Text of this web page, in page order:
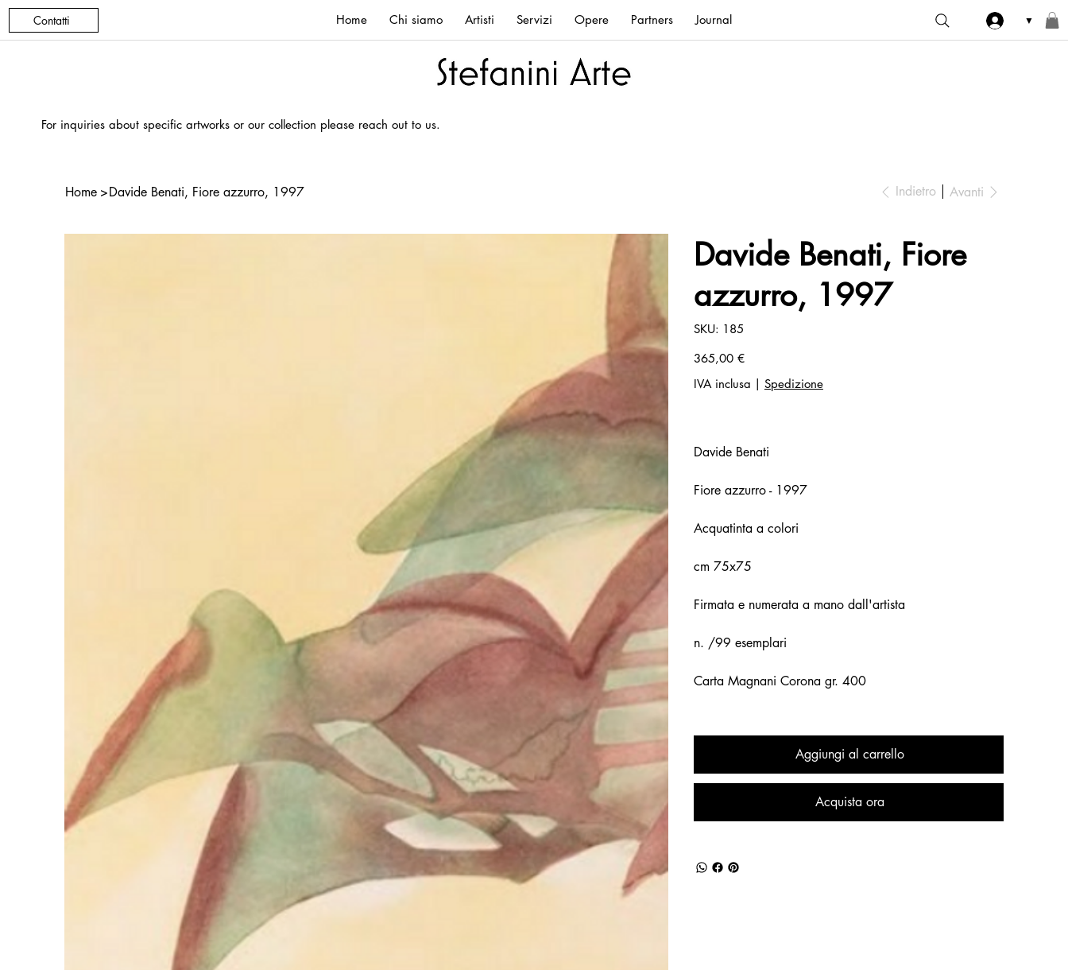
Contatti Home Chi siamo Artisti Servizi Opere Partners Journal ▼
For inquiries about specific artworks or our collection please reach out to us.
Home >Davide Benati, Fiore azzurro, 1997 Indietro Avanti
Davide Benati, Fiore
azzurro, 1997
SKU:
SKU
185
185
Prezzo
365,00 €
IVA inclusa | Spedizione
Davide Benati
Fiore azzurro - 1997
Acquatinta a colori
cm 75x75
Firmata e numerata a mano dall'artista
n. /99 esemplari
Carta Magnani Corona gr. 400
Aggiungi al carrello
Acquista ora